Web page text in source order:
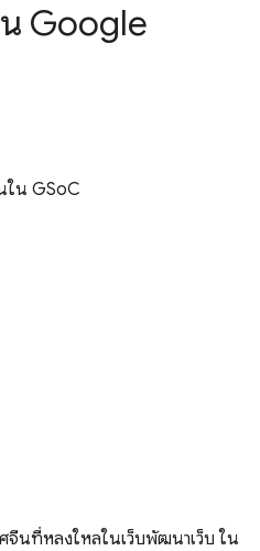
Google
ใน GSoC
นที่หลงใหลในเว็บพัฒนาเว็บ ใน